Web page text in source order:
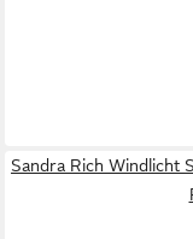
Sandra Rich Windlicht